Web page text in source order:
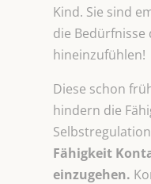
Kind. Sie sind
die Bedürfnisse
hineinzufühlen!
Diese schon
hindern die
Fähigkeit
einzugehen.